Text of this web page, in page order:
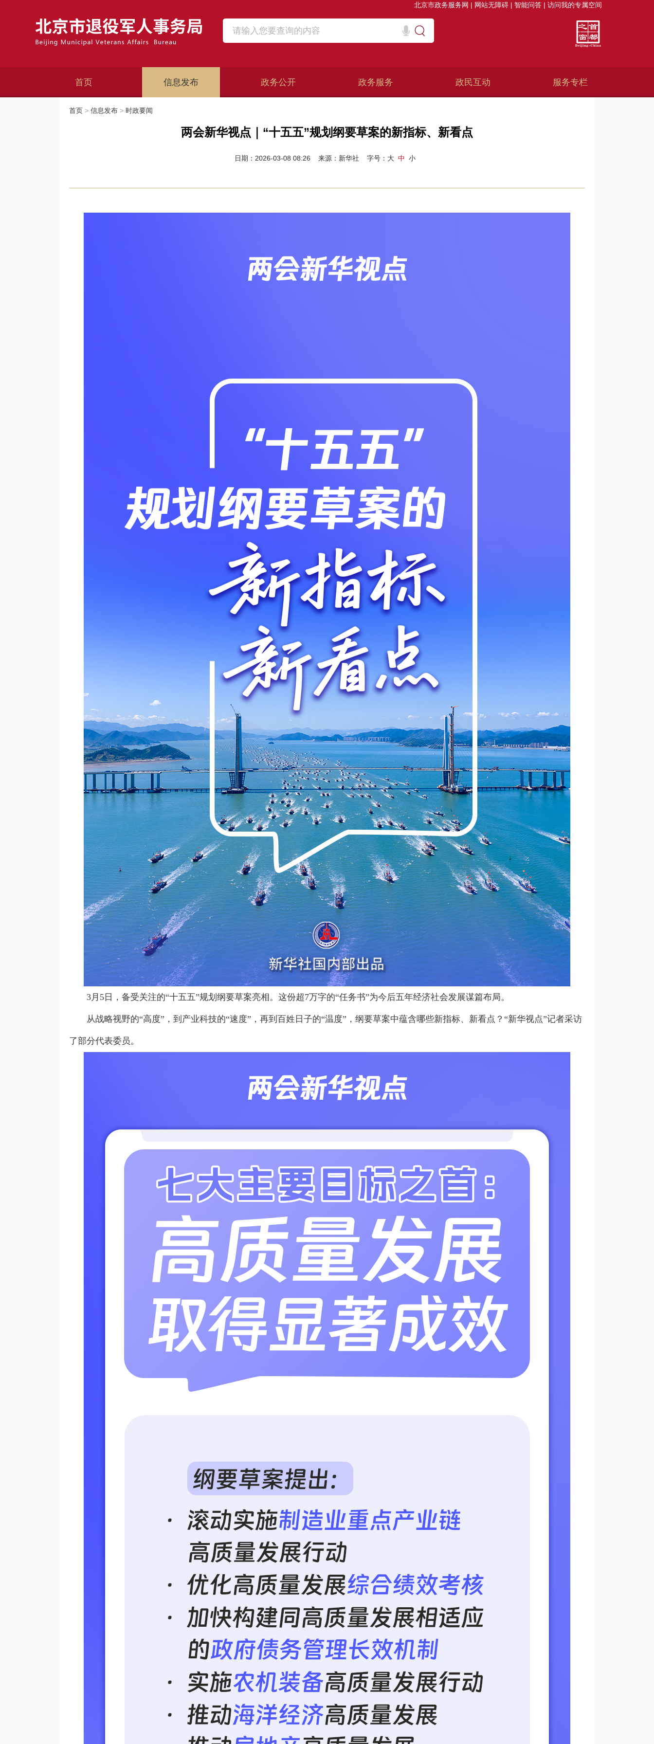
北京市政务服务网 | 网站无障碍 | 智能问答 | 访问我的专属空间
首页 信息发布 政务公开 政务服务 政民互动 服务专栏
首页 > 信息发布 > 时政要闻
两会新华视点｜“十五五”规划纲要草案的新指标、新看点
日期：2026-03-08 08:26 来源：新华社 字号： 大 中 小
3月5日，备受关注的“十五五”规划纲要草案亮相。这份超7万字的“任务书”为今后五年经济社会发展谋篇布局。
从战略视野的“高度”，到产业科技的“速度”，再到百姓日子的“温度”，纲要草案中蕴含哪些新指标、新看点？“新华视点”记者采访
了部分代表委员。